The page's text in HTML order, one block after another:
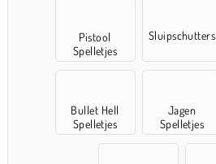
Pistool
Spelletjes
Sluipschutters
Bullet Hell
Spelletjes
Jagen
Spelletjes